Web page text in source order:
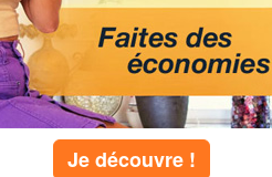
5
4
et une patinoire
8 commentaires
Visiter le coin
Faire du shopping
Autre
top lieux
Je découvre !